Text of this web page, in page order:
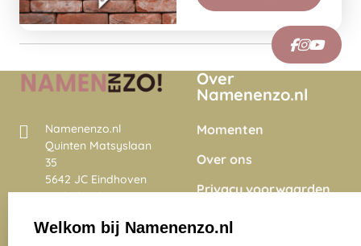
Namenenzo.nl
Quinten Matsyslaan
35
5642 JC Eindhoven
Nederland
Over
Namenenzo.nl
Momenten
Over ons
Privacy voorwaarden
Onze vacatures
Welkom bij Namenenzo.nl